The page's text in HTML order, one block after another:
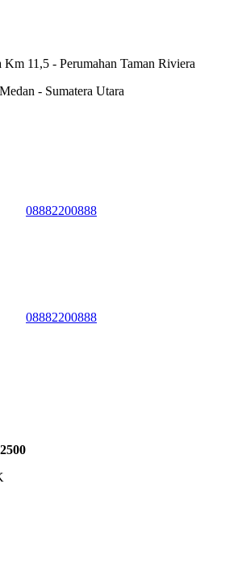
Km 11,5 - Perumahan Taman Riviera
Medan - Sumatera Utara
08882200888
08882200888